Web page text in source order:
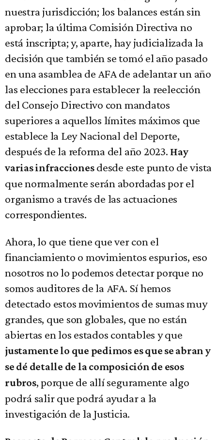
nuestra jurisdicción; los balances están sin
aprobar; la última Comisión Directiva no
está inscripta; y, aparte, hay judicializada la
decisión que también se tomó el año pasado
en una asamblea de AFA de adelantar un año
las elecciones para establecer la reelección
del Consejo Directivo con mandatos
superiores a aquellos límites máximos que
establece la Ley Nacional del Deporte,
después de la reforma del año 2023. Hay
varias infraccionesdesde este punto de vista
que normalmente serán abordadas por el
organismo a través de las actuaciones
correspondientes.
Ahora, lo que tiene que ver con el
financiamiento o movimientos espurios, eso
nosotros no lo podemos detectar porque no
somos auditores de la AFA. Sí hemos
detectado estos movimientos de sumas muy
grandes, que son globales, que no están
abiertas en los estados contables y que
justamente lo que pedimos es que se abran y
se dé detalle de la composición de esos
rubros, porque de allí seguramente algo
podrá salir que podrá ayudar a la
investigación de la Justicia.